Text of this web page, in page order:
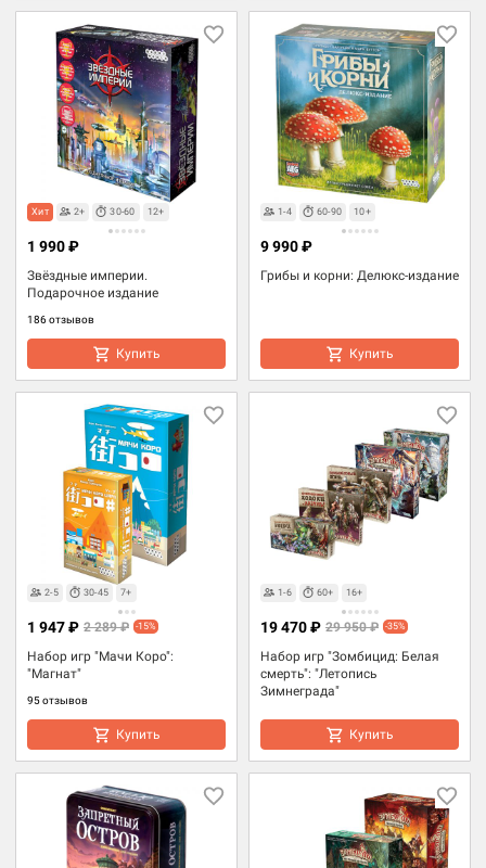
Хит 2+ 30-60 12+
Звёздные империи.
Подарочное издание
186 отзывов
1 990 ₽
Купить
1-4 60-90 10+
Грибы и корни: Делюкс-издание
9 990 ₽
Купить
2-5 30-45 7+
Набор игр "Мачи Коро":
"Магнат"
95 отзывов
1 947 ₽ 2 289 ₽ -15%
Купить
1-6 60+ 16+
Набор игр "Зомбицид: Белая
смерть": "Летопись
Зимнеграда"
19 470 ₽ 29 950 ₽ -35%
Купить